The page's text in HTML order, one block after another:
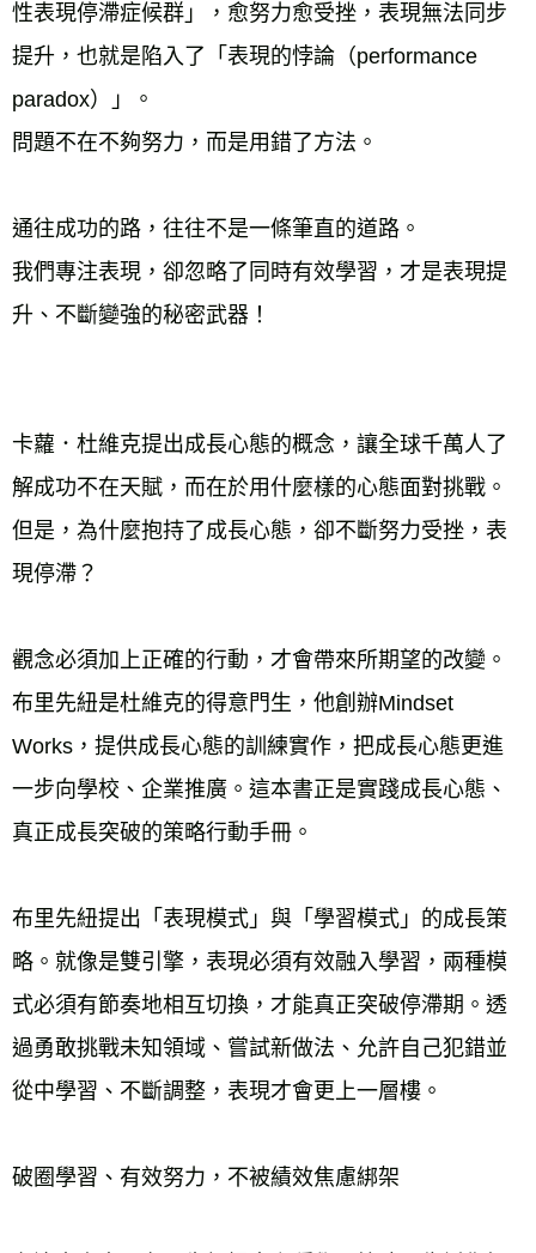
性表現停滯症候群」，愈努力愈受挫，表現無法同步
提升，也就是陷入了「表現的悖論（performance
paradox）」。
問題不在不夠努力，而是用錯了方法。
通往成功的路，往往不是一條筆直的道路。
我們專注表現，卻忽略了同時有效學習，才是表現提
升、不斷變強的秘密武器！
卡蘿．杜維克提出成長心態的概念，讓全球千萬人了
解成功不在天賦，而在於用什麼樣的心態面對挑戰。
但是，為什麼抱持了成長心態，卻不斷努力受挫，表
現停滯？
觀念必須加上正確的行動，才會帶來所期望的改變。
布里先紐是杜維克的得意門生，他創辦Mindset
Works，提供成長心態的訓練實作，把成長心態更進
一步向學校、企業推廣。這本書正是實踐成長心態、
真正成長突破的策略行動手冊。
布里先紐提出「表現模式」與「學習模式」的成長策
略。就像是雙引擎，表現必須有效融入學習，兩種模
式必須有節奏地相互切換，才能真正突破停滯期。透
過勇敢挑戰未知領域、嘗試新做法、允許自己犯錯並
從中學習、不斷調整，表現才會更上一層樓。
破圈學習、有效努力，不被績效焦慮綁架